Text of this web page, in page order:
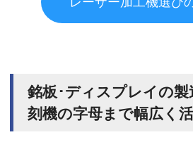
銘板･ディスプレイの製
刻機の字母まで幅広く